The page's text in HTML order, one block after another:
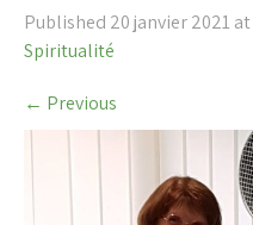
Published 20 janvier 2021 at
Spiritualité
← Previous